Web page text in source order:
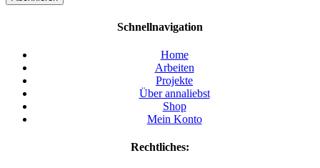
Schnellnavigation
Home
Arbeiten
Projekte
Über annaliebst
Shop
Mein Konto
Rechtliches: